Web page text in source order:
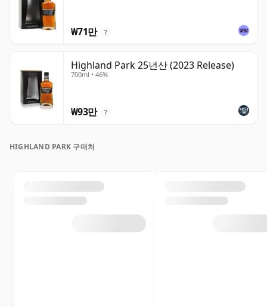
₩71만 ?
Highland Park 25년산 (2023 Release)
700ml • 46%
₩93만 ?
HIGHLAND PARK 구매처